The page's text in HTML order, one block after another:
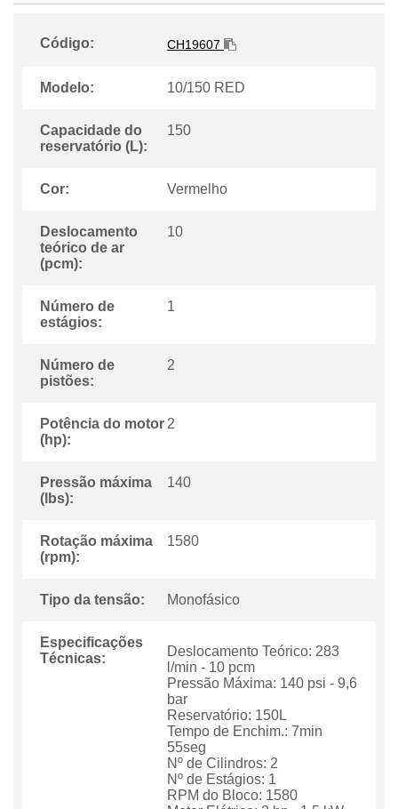
Código: CH19607
Modelo: 10/150 RED
Capacidade do
reservatório (L):
150
Cor: Vermelho
Deslocamento
teórico de ar
(pcm):
10
Número de
estágios:
1
Número de
pistões:
2
Potência do motor
(hp):
2
Pressão máxima
(lbs):
140
Rotação máxima
(rpm):
1580
Tipo da tensão: Monofásico
Especificações
Técnicas:
Deslocamento Teórico: 283
l/min - 10 pcm
Pressão Máxima: 140 psi - 9,6
bar
Reservatório: 150L
Tempo de Enchim.: 7min
55seg
Nº de Cilindros: 2
Nº de Estágios: 1
RPM do Bloco: 1580